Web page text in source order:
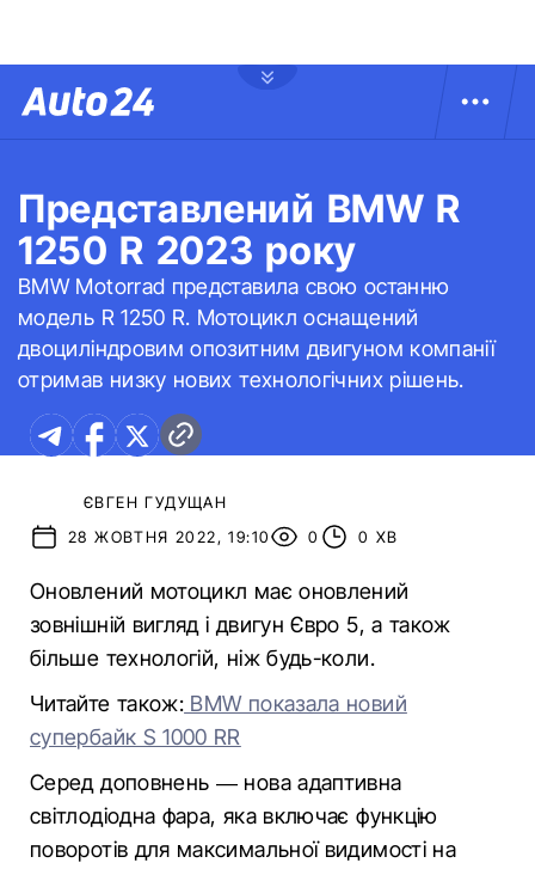
Представлений BMW R
1250 R 2023 року
BMW Motorrad представила свою останню
модель R 1250 R. Мотоцикл оснащений
двоциліндровим опозитним двигуном компанії
отримав низку нових технологічних рішень.
ЄВГЕН ГУДУЩАН
28 ЖОВТНЯ 2022, 19:10
0 0 ХВ
Оновлений мотоцикл має оновлений
зовнішній вигляд і двигун Євро 5, а також
більше технологій, ніж будь-коли.
Читайте також: BMW показала новий
супербайк S 1000 RR
Серед доповнень — нова адаптивна
світлодіодна фара, яка включає функцію
поворотів для максимальної видимості на